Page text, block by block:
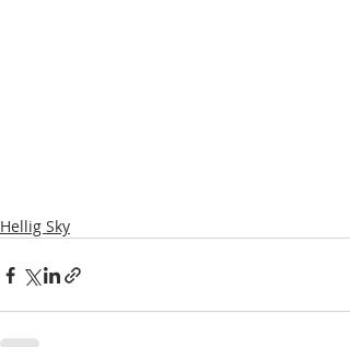
Hellig Sky